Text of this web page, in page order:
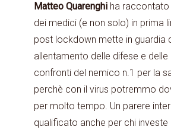
Matteo Quarenghi ha raccontato
dei medici (e non solo) in prima
post lockdown mette in guardia
allentamento delle difese e
confronti del nemico n.1 per la
perchè con il virus potremmo
per molto tempo. Un parere
qualificato anche per chi